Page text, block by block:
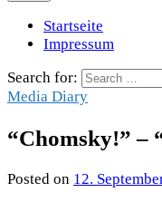
Startseite
Impressum
Search for:
Media Diary
“Chomsky!” –
Posted on 12.